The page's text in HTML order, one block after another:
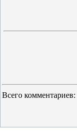
Всего комментариев: